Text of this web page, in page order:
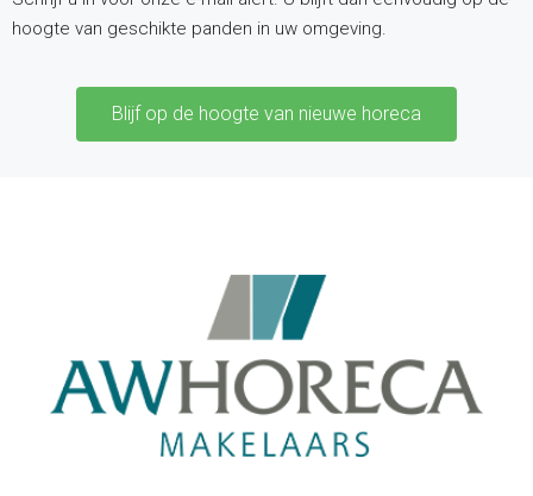
hoogte van geschikte panden in uw omgeving.
Blijf op de hoogte van nieuwe horeca